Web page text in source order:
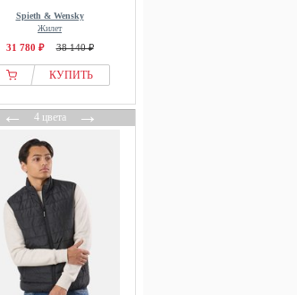
Spieth & Wensky
Жилет
31 780 ₽ 38 140 ₽
КУПИТЬ
←4 цвета→